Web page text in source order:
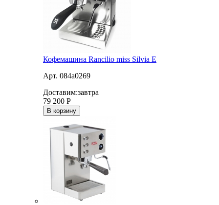
Кофемашина Rancilio miss Silvia E
Арт. 084a0269
Доставим:завтра
79 200 Р
В корзину